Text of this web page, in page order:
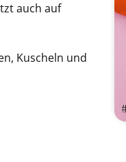
auch auf
Kuscheln und